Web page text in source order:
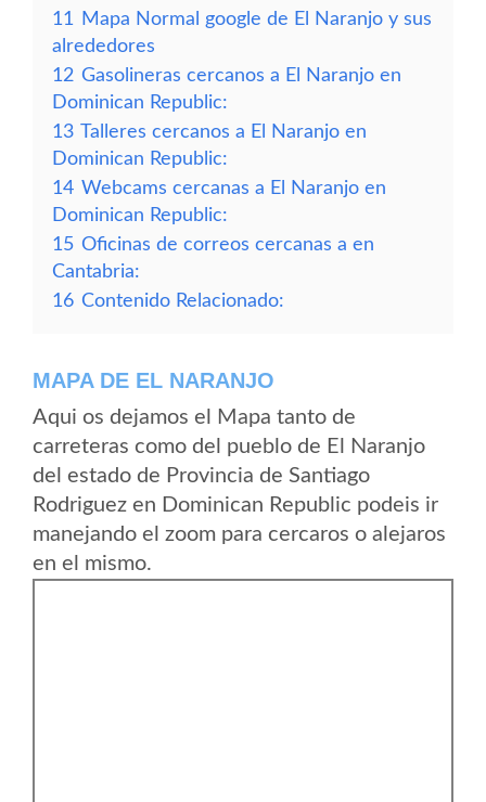
11
Mapa Normal google de El Naranjo y sus
alrededores
12 Gasolineras cercanos a El Naranjo en
Dominican Republic:
13 Talleres cercanos a El Naranjo en
Dominican Republic:
14 Webcams cercanas a El Naranjo en
Dominican Republic:
15 Oficinas de correos cercanas a en
Cantabria:
16 Contenido Relacionado:
MAPA DE EL NARANJO
Aqui os dejamos el Mapa tanto de
carreteras como del pueblo de El Naranjo
del estado de Provincia de Santiago
Rodriguez en Dominican Republic podeis ir
manejando el zoom para cercaros o alejaros
en el mismo.